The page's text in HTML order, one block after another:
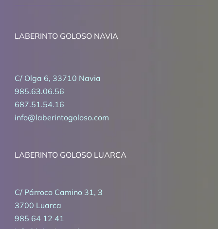
LABERINTO GOLOSO NAVIA
C/ Olga 6, 33710 Navia
985.63.06.56
687.51.54.16
info@laberintogoloso.com
LABERINTO GOLOSO LUARCA
C/ Párroco Camino 31, 3
3700 Luarca
985 64 12 41